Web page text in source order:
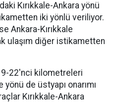
Kırıkkale-Ankara yönü
iki yönlü veriliyor.
Ankara-Kırıkkale
ulaşım diğer istikametten
22'nci kilometreleri
yönü de üstyapı onarımı
Kırıkkale-Ankara